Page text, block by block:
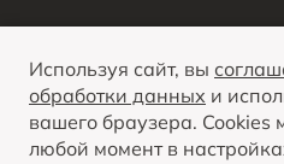
О ПРОДУКТЕ
КРЕДИТНЫЕ ПРОГРАММЫ
Вся представленная на сайте
сервисного обслуживания, носит
публичной офертой. Все цены, указанные
Опубликованная на данном сайте
Используя сайт, вы
обработки данных и
вашего браузера. Cookies
любой момент в